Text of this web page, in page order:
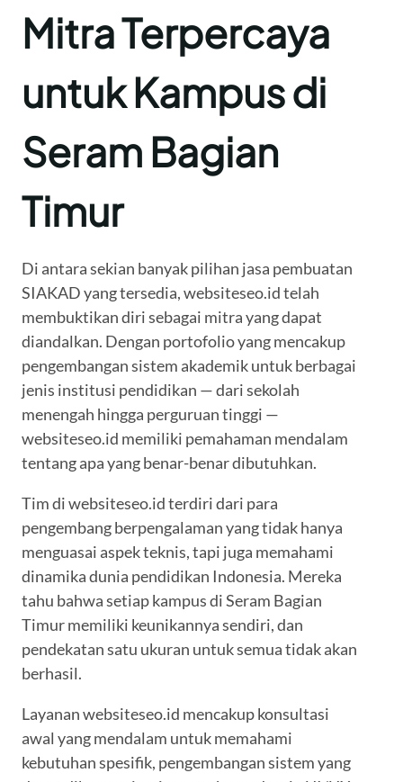
Mitra Terpercaya
untuk Kampus di
Seram Bagian
Timur
Di antara sekian banyak pilihan jasa pembuatan
SIAKAD yang tersedia, websiteseo.id telah
membuktikan diri sebagai mitra yang dapat
diandalkan. Dengan portofolio yang mencakup
pengembangan sistem akademik untuk berbagai
jenis institusi pendidikan — dari sekolah
menengah hingga perguruan tinggi —
websiteseo.id memiliki pemahaman mendalam
tentang apa yang benar-benar dibutuhkan.
Tim di websiteseo.id terdiri dari para
pengembang berpengalaman yang tidak hanya
menguasai aspek teknis, tapi juga memahami
dinamika dunia pendidikan Indonesia. Mereka
tahu bahwa setiap kampus di Seram Bagian
Timur memiliki keunikannya sendiri, dan
pendekatan satu ukuran untuk semua tidak akan
berhasil.
Layanan websiteseo.id mencakup konsultasi
awal yang mendalam untuk memahami
kebutuhan spesifik, pengembangan sistem yang